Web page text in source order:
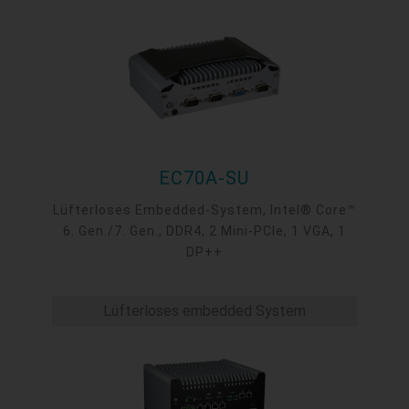
EC70A-SU
Lüfterloses Embedded-System, Intel® Core™
6. Gen./7. Gen., DDR4, 2 Mini-PCIe, 1 VGA, 1
DP++